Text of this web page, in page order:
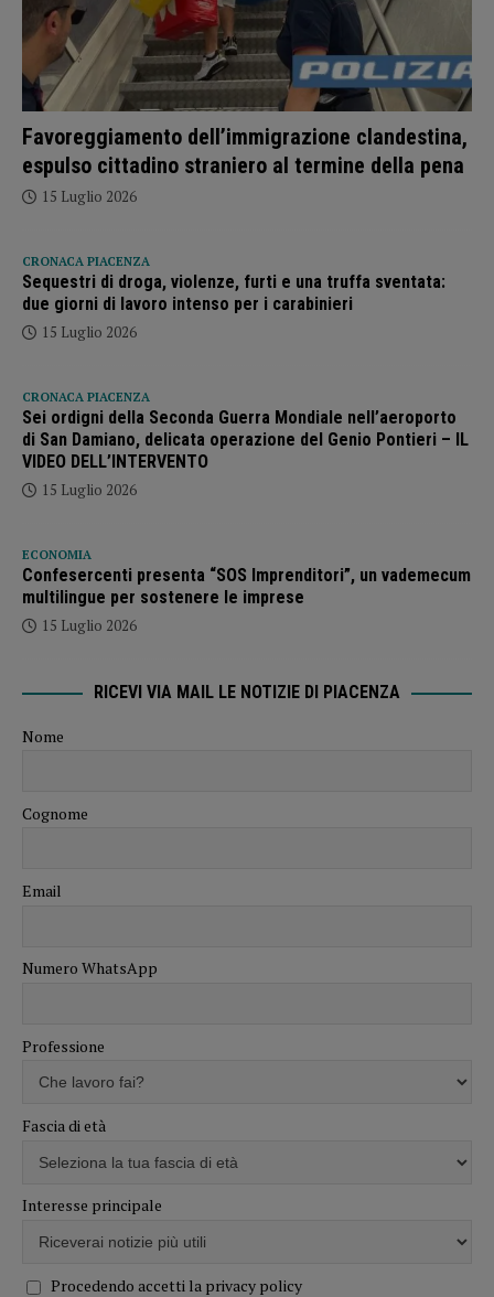
Favoreggiamento dell’immigrazione clandestina,
espulso cittadino straniero al termine della pena
15 Luglio 2026
CRONACA PIACENZA
Sequestri di droga, violenze, furti e una truffa sventata:
due giorni di lavoro intenso per i carabinieri
15 Luglio 2026
CRONACA PIACENZA
Sei ordigni della Seconda Guerra Mondiale nell’aeroporto
di San Damiano, delicata operazione del Genio Pontieri – IL
VIDEO DELL’INTERVENTO
15 Luglio 2026
ECONOMIA
Confesercenti presenta “SOS Imprenditori”, un vademecum
multilingue per sostenere le imprese
15 Luglio 2026
RICEVI VIA MAIL LE NOTIZIE DI PIACENZA
Nome
Cognome
Email
Numero WhatsApp
Professione
Fascia di età
Interesse principale
Procedendo accetti la privacy policy